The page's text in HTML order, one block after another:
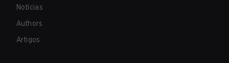
Notícias
Authors
Artigos